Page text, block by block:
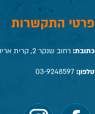
פרטי התקשרות
כתובת: רחוב שנקר 2, קרית אריה, פתח-תקווה, ת.ד 3859
טלפון: 03-9248597